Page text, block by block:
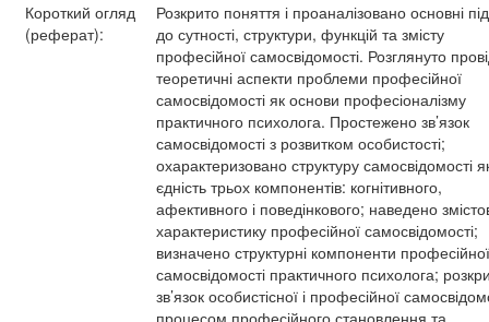
Короткий огляд
(реферат):
Розкрито поняття і проаналізовано основні
до сутності, структури, функцій та змісту
професійної самосвідомості. Розглянуто
теоретичні аспекти проблеми професійної
самосвідомості як основи професіоналізму
практичного психолога. Простежено зв’язок
самосвідомості з розвитком особистості;
охарактеризовано структуру самосвідомості
єдність трьох компонентів: когнітивного,
афективного і поведінкового; наведено
характеристику професійної самосвідомості;
визначено структурні компоненти професійної
самосвідомості практичного психолога;
зв’язок особистісної і професійної
процесом професійного становлення та